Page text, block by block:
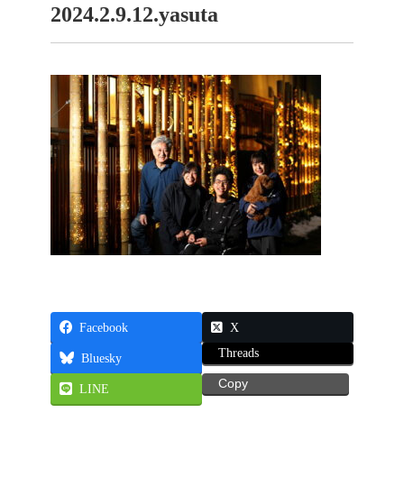
2024.2.9.12.yasuta
Facebook X
Bluesky Threads
LINE Copy